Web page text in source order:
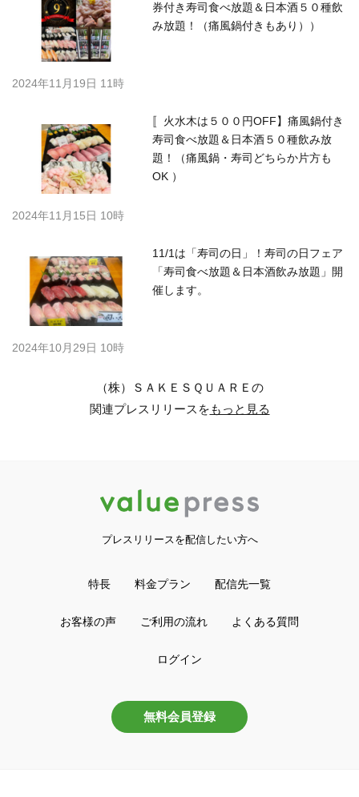
券付き寿司食べ放題＆日本酒５０種飲
み放題！（痛風鍋付きもあり））
2024年11月19日 11時
〚火水木は５００円OFF】痛風鍋付き
寿司食べ放題＆日本酒５０種飲み放
題！（痛風鍋・寿司どちらか片方も
OK ）
2024年11月15日 10時
11/1は「寿司の日」！寿司の日フェア
「寿司食べ放題＆日本酒飲み放題」開
催します。
2024年10月29日 10時
（株）ＳＡＫＥＳＱＵＡＲＥの
関連プレスリリースをもっと見る
プレスリリースを配信したい方へ
特長 料金プラン 配信先一覧
お客様の声 ご利用の流れ よくある質問
ログイン
無料会員登録